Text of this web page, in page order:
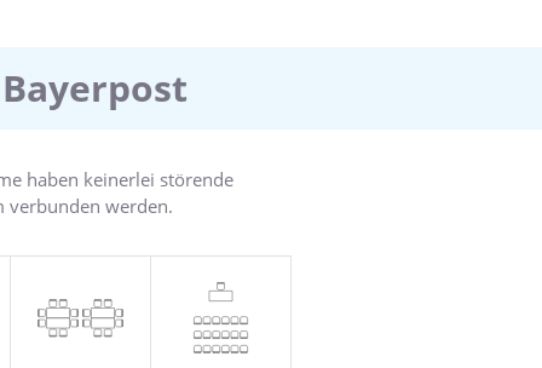
haben keinerlei störende
verbunden werden.